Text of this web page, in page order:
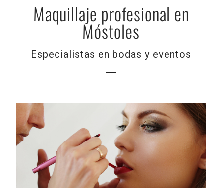
Maquillaje profesional en
Móstoles
Especialistas en bodas y eventos